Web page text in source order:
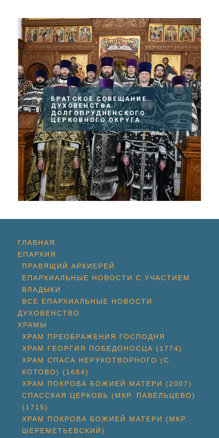
БРАТСКОЕ СОВЕЩАНИЕ
ДУХОВЕНСТВА
ДОЛГОПРУДНЕНСКОГО
ЦЕРКОВНОГО ОКРУГА
ГЛАВНАЯ
ЕПАРХИЯ
ПРАВЯЩИЙ АРХИЕРЕЙ
ЕПАРХИАЛЬНЫЕ НОВОСТИ С УЧАСТИЕМ
ВЛАДЫКИ
ВСЕ ЕПАРХИАЛЬНЫЕ НОВОСТИ
ДУХОВЕНСТВО
ХРАМЫ
ХРАМ ПРЕОБРАЖЕНИЯ ГОСПОДНЯ
ХРАМ ГЕОРГИЯ ПОБЕДОНОСЦА (1774)
ХРАМ СПАСА НЕРУКОТВОРНОГО (С.
КОТОВО) (1684)
ХРАМ ПОКРОВА БОЖИЕЙ МАТЕРИ (2007)
СПАССКАЯ ЦЕРКОВЬ (МКР. ПАВЕЛЬЦЕВО)
(1715)
ХРАМ ПОКРОВА БОЖИЕЙ МАТЕРИ (МКР.
ШЕРЕМЕТЬЕВСКИЙ)